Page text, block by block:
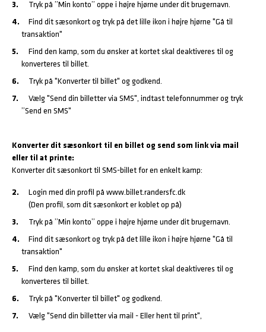
Tryk på ”Min konto” oppe i højre hjørne under dit brugernavn.
Find dit sæsonkort og tryk på det lille ikon i højre hjørne "Gå til
transaktion"
Find den kamp, som du ønsker at kortet skal deaktiveres til og
konverteres til billet.
Tryk på "Konverter til billet" og godkend.
Vælg "Send din billetter via SMS", indtast telefonnummer og tryk
”Send en SMS"
Konverter dit sæsonkort til en billet og send som link via mail
eller til at printe:
Konverter dit sæsonkort til SMS-billet for en enkelt kamp:
Login med din profil på www.billet.randersfc.dk
(Den profil, som dit sæsonkort er koblet op på)
Tryk på ”Min konto” oppe i højre hjørne under dit brugernavn.
Find dit sæsonkort og tryk på det lille ikon i højre hjørne "Gå til
transaktion"
Find den kamp, som du ønsker at kortet skal deaktiveres til og
konverteres til billet.
Tryk på "Konverter til billet" og godkend.
Vælg "Send din billetter via mail - Eller hent til print",